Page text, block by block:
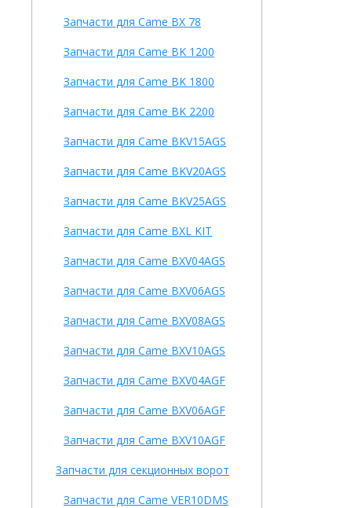
Запчасти для Came BX 78
Запчасти для Came BK 1200
Запчасти для Came BK 1800
Запчасти для Came BK 2200
Запчасти для Came BKV15AGS
Запчасти для Came BKV20AGS
Запчасти для Came BKV25AGS
Запчасти для Came BXL KIT
Запчасти для Came BXV04AGS
Запчасти для Came BXV06AGS
Запчасти для Came BXV08AGS
Запчасти для Came BXV10AGS
Запчасти для Came BXV04AGF
Запчасти для Came BXV06AGF
Запчасти для Came BXV10AGF
Запчасти для секционных ворот
Запчасти для Came VER10DMS